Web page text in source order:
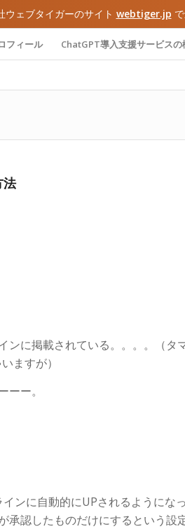
ェブタイガーのサイト webtiger.jp
フィール ChatGPT導入支援サービスの
法
ンに掲載されている。。。。（タ
ますが）
ー。
ンに自動的にUPされるようにな
承認したものだけにするという設